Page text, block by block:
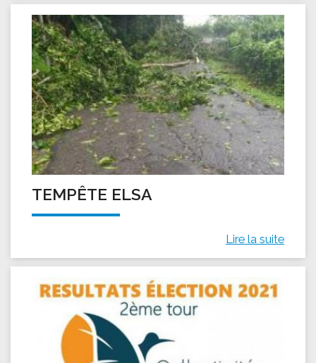
TEMPÊTE ELSA
Lire la suite